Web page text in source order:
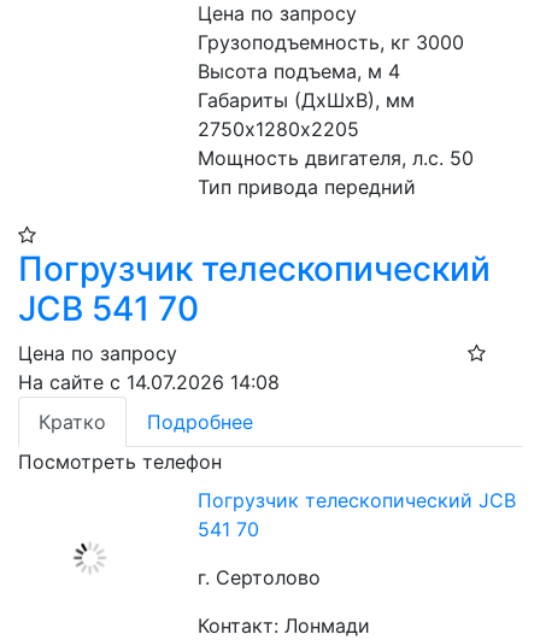
Цена по запросу
Грузоподъемность, кг 3000
Высота подъема, м 4
Габариты (ДхШхВ), мм
2750х1280х2205
Мощность двигателя, л.с. 50
Тип привода передний
Погрузчик телескопический
JCB 541 70
Цена по запросу
На сайте с 14.07.2026 14:08
Кратко
Подробнее
Посмотреть телефон
Погрузчик телескопический JCB
541 70
г. Сертолово
Контакт: Лонмади